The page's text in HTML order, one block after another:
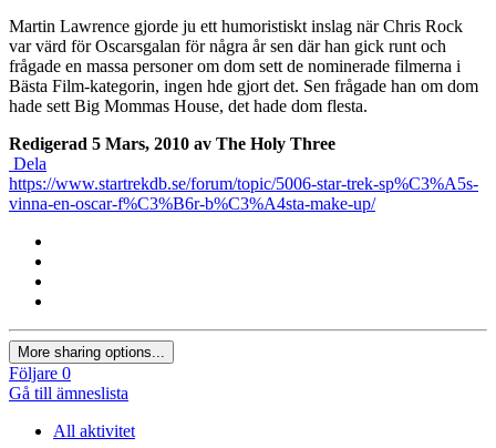
Martin Lawrence gjorde ju ett humoristiskt inslag när Chris Rock
var värd för Oscarsgalan för några år sen där han gick runt och
frågade en massa personer om dom sett de nominerade filmerna i
Bästa Film-kategorin, ingen hde gjort det. Sen frågade han om dom
hade sett Big Mommas House, det hade dom flesta.
Redigerad 5 Mars, 2010 av The Holy Three
Dela
https://www.startrekdb.se/forum/topic/5006-star-trek-sp%C3%A5s-
vinna-en-oscar-f%C3%B6r-b%C3%A4sta-make-up/
More sharing options...
Följare 0
Gå till ämneslista
All aktivitet